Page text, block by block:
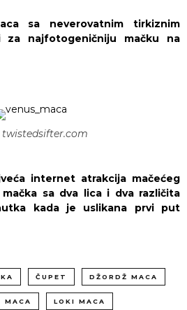
sa neverovatnim tirkiznim
za najfotogeničniju mačku na
twistedsifter.com
internet atrakcija mačećeg
mačka sa dva lica i dva različita
kada je uslikana prvi put
ČUPET DŽORDŽ MACA
MACA LOKI MACA